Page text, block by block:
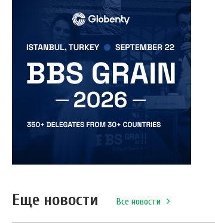
Еще новости Все новости